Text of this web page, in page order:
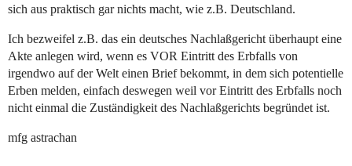
sich aus praktisch gar nichts macht, wie z.B. Deutschland.
Ich bezweifel z.B. das ein deutsches Nachlaßgericht überhaupt eine
Akte anlegen wird, wenn es VOR Eintritt des Erbfalls von
irgendwo auf der Welt einen Brief bekommt, in dem sich potentielle
Erben melden, einfach deswegen weil vor Eintritt des Erbfalls noch
nicht einmal die Zuständigkeit des Nachlaßgerichts begründet ist.
mfg astrachan